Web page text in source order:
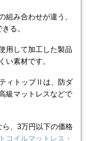
組み合わせが違う、
る。
用して加工した製品
い素材です。
ィトップⅡは、防ダ
級マットレスなどで
、3万円以下の価格
コイルマットレス・